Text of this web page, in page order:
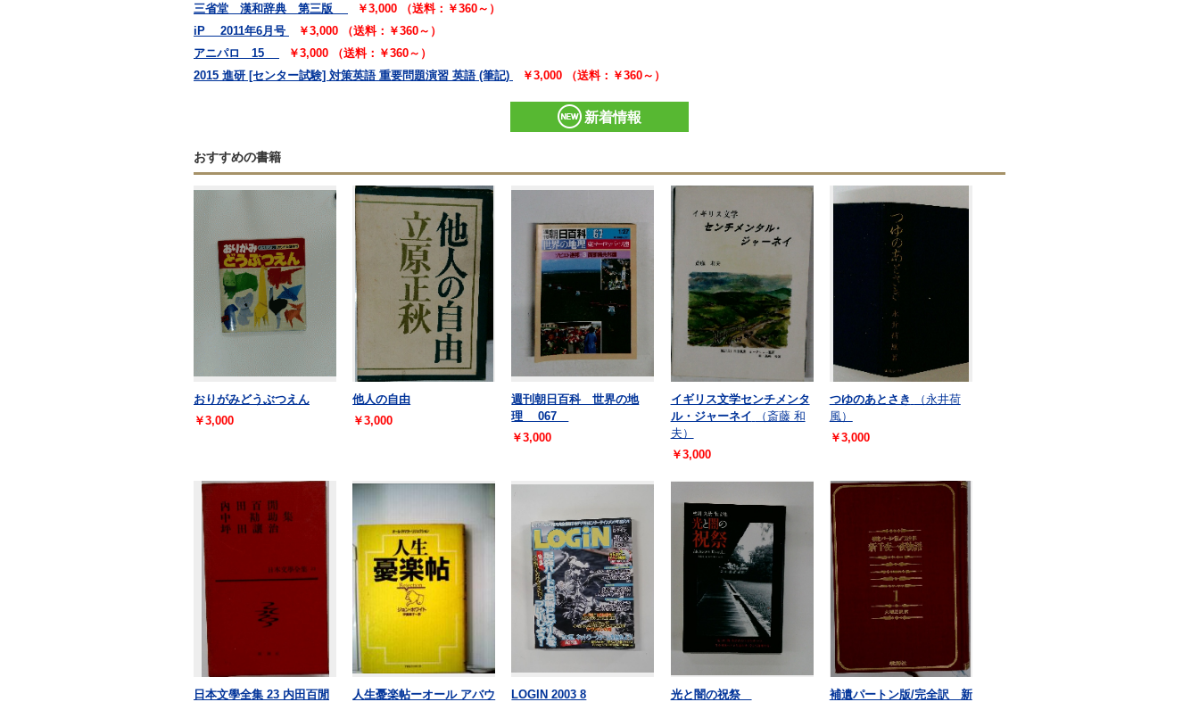
三省堂 漢和辞典 第三版
￥3,000 （送料：￥360～）
iP 2011年6月号
￥3,000 （送料：￥360～）
アニパロ 15
￥3,000 （送料：￥360～）
2015 進研 [センター試験] 対策英語 重要問題演習 英語 (筆記)
￥3,000 （送料：￥360～）
新着情報
おすすめの書籍
おりがみどうぶつえん
￥3,000
他人の自由
￥3,000
週刊朝日百科 世界の地
理 067
￥3,000
イギリス文学センチメンタ
ル・ジャーネイ
（斎藤 和
夫）
￥3,000
つゆのあとさき
（永井荷
風）
￥3,000
日本文學全集 23 内田百閒 人生憂楽帖ーオール アバウ LOGIN 2003 8 光と闇の祝祭 補遺パートン版/完全訳 新